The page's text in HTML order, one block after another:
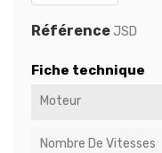
Référence JSD
Fiche technique
Moteur
Nombre De Vitesses